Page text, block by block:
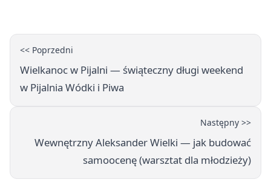
<< Poprzedni
Wielkanoc w Pijalni — świąteczny długi weekend
w Pijalnia Wódki i Piwa
Następny >>
Wewnętrzny Aleksander Wielki — jak budować
samoocenę (warsztat dla młodzieży)